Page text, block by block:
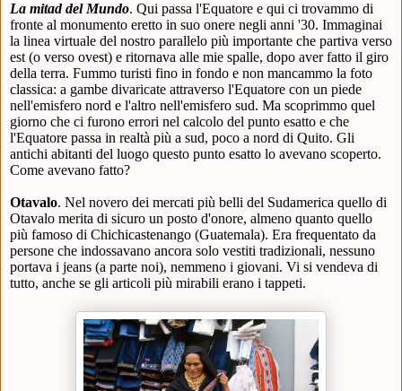
La mitad del Mundo. Qui passa l'Equatore e qui ci trovammo di
fronte al monumento eretto in suo onere negli anni '30. Immaginai
la linea virtuale del nostro parallelo più importante che partiva verso
est (o verso ovest) e ritornava alle mie spalle, dopo aver fatto il giro
della terra. Fummo turisti fino in fondo e non mancammo la foto
classica: a gambe divaricate attraverso l'Equatore con un piede
nell'emisfero nord e l'altro nell'emisfero sud. Ma scoprimmo quel
giorno che ci furono errori nel calcolo del punto esatto e che
l'Equatore passa in realtà più a sud, poco a nord di Quito. Gli
antichi abitanti del luogo questo punto esatto lo avevano scoperto.
Come avevano fatto?
Otavalo. Nel novero dei mercati più belli del Sudamerica quello di
Otavalo merita di sicuro un posto d'onore, almeno quanto quello
più famoso di Chichicastenango (Guatemala). Era frequentato da
persone che indossavano ancora solo vestiti tradizionali, nessuno
portava i jeans (a parte noi), nemmeno i giovani. Vi si vendeva di
tutto, anche se gli articoli più mirabili erano i tappeti.